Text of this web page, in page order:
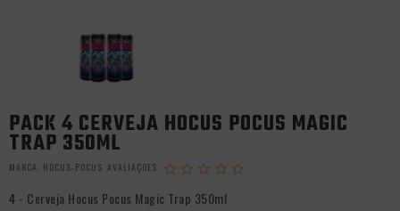
PACK 4 CERVEJA HOCUS POCUS MAGIC
TRAP 350ML
MARCA: HOCUS-POCUS
4 - Cerveja Hocus Pocus Magic Trap 350ml